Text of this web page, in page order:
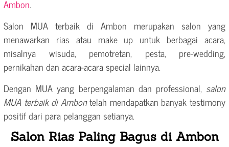
Ambon.
Salon MUA terbaik di Ambon merupakan salon yang
menawarkan rias atau make up untuk berbagai acara,
misalnya wisuda, pemotretan, pesta, pre-wedding,
pernikahan dan acara-acara special lainnya.
Dengan MUA yang berpengalaman dan professional, salon
MUA terbaik di Ambontelah mendapatkan banyak testimony
positif dari para pelanggan setianya.
Salon Rias Paling Bagus di Ambon